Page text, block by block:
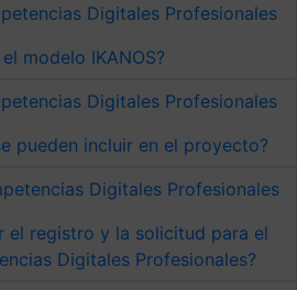
Digitales Profesionales
modelo IKANOS?
Digitales Profesionales
pueden incluir en el proyecto?
Digitales Profesionales
el registro y la solicitud para el
Digitales Profesionales?